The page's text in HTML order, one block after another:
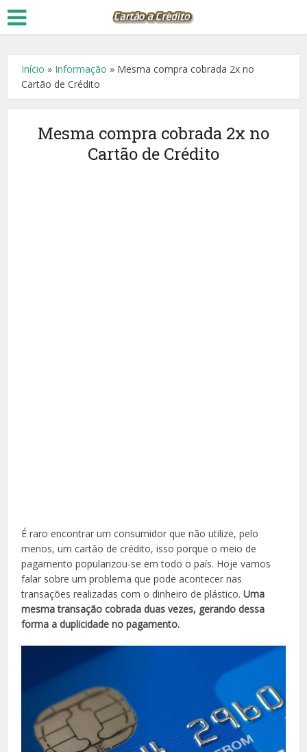
Início » Informação » Mesma compra cobrada 2x no
Cartão de Crédito
Mesma compra cobrada 2x no
Cartão de Crédito
É raro encontrar um consumidor que não utilize, pelo
menos, um cartão de crédito, isso porque o meio de
pagamento popularizou-se em todo o país. Hoje vamos
falar sobre um problema que pode acontecer nas
transações realizadas com o dinheiro de plástico.Uma
mesma transação cobrada duas vezes, gerando dessa
forma a duplicidade no pagamento.